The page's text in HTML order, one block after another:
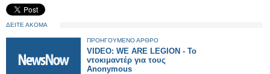
ΔΕΙΤΕ ΑΚΟΜΑ
ΠΡΟΗΓΟΥΜΕΝΟ ΑΡΘΡΟ
VIDEO: WE ARE LEGION - Το
ντοκιμαντέρ για τους
Anonymous